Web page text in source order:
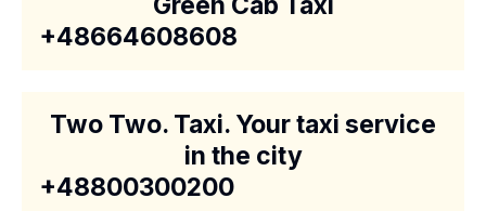
+48664608608
Two Two. Taxi. Your taxi service
in the city
+48800300200